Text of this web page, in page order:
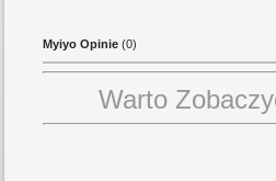
Myiyo Opinie (0)
Warto